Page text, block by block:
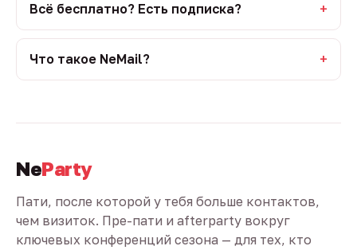
Всё бесплатно? Есть подписка?
Что такое NeMail?
NeParty
Пати, после которой у тебя больше контактов,
чем визиток. Пре-пати и afterparty вокруг
ключевых конференций сезона — для тех, кто